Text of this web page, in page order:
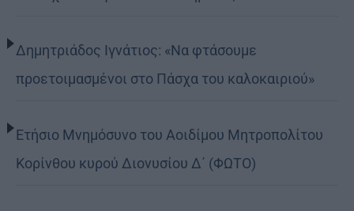
Δημητριάδος Ιγνάτιος: «Να φτάσουμε
προετοιμασμένοι στο Πάσχα του καλοκαιριού»
Ετήσιο Μνημόσυνο του Αοιδίμου Μητροπολίτου
Κορίνθου κυρού Διονυσίου Δ΄ (ΦΩΤΟ)